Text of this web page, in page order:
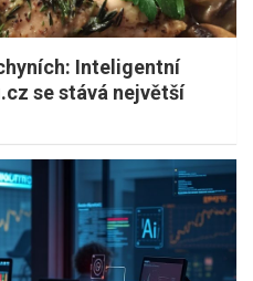
Inteligentní
se stává největší